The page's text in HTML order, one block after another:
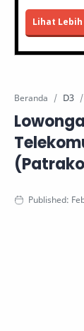
Lihat
Beranda D3